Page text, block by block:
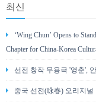
최신
‘Wing Chun’ Opens to
Chapter for China-Korea
선전 창작 무용극 '영춘',
중국 선전(咏春) 오리지